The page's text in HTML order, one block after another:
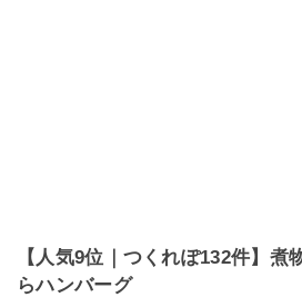
【人気9位｜つくれぽ132件】煮
らハンバーグ